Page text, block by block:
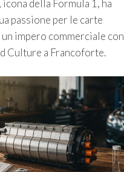
della Formula 1, ha
passione per le carte
impero commerciale con
Culture a Francoforte.